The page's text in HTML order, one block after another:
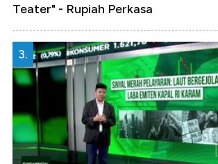
Teater" - Rupiah Perkasa
3.